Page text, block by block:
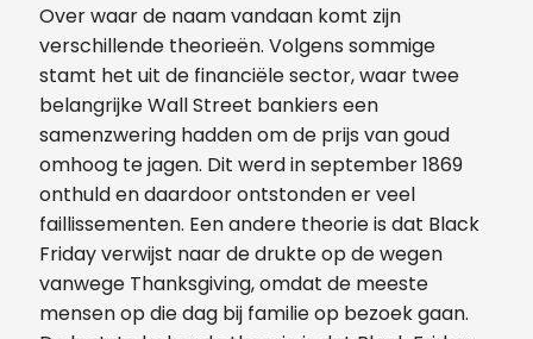
Over waar de naam vandaan komt zijn
verschillende theorieën. Volgens sommige
stamt het uit de financiële sector, waar twee
belangrijke Wall Street bankiers een
samenzwering hadden om de prijs van goud
omhoog te jagen. Dit werd in september 1869
onthuld en daardoor ontstonden er veel
faillissementen. Een andere theorie is dat Black
Friday verwijst naar de drukte op de wegen
vanwege Thanksgiving, omdat de meeste
mensen op die dag bij familie op bezoek gaan.